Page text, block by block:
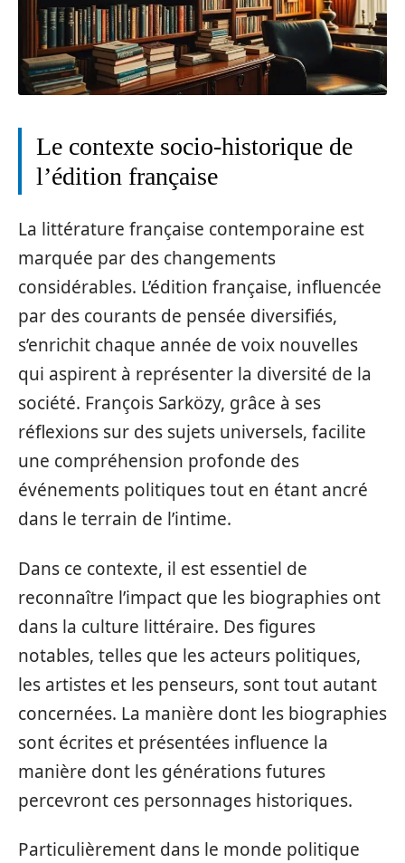
Le contexte socio-historique de
l’édition française
La littérature française contemporaine est
marquée par des changements
considérables. L’édition française, influencée
par des courants de pensée diversifiés,
s’enrichit chaque année de voix nouvelles
qui aspirent à représenter la diversité de la
société. François Sarközy, grâce à ses
réflexions sur des sujets universels, facilite
une compréhension profonde des
événements politiques tout en étant ancré
dans le terrain de l’intime.
Dans ce contexte, il est essentiel de
reconnaître l’impact que les biographies ont
dans la culture littéraire. Des figures
notables, telles que les acteurs politiques,
les artistes et les penseurs, sont tout autant
concernées. La manière dont les biographies
sont écrites et présentées influence la
manière dont les générations futures
percevront ces personnages historiques.
Particulièrement dans le monde politique